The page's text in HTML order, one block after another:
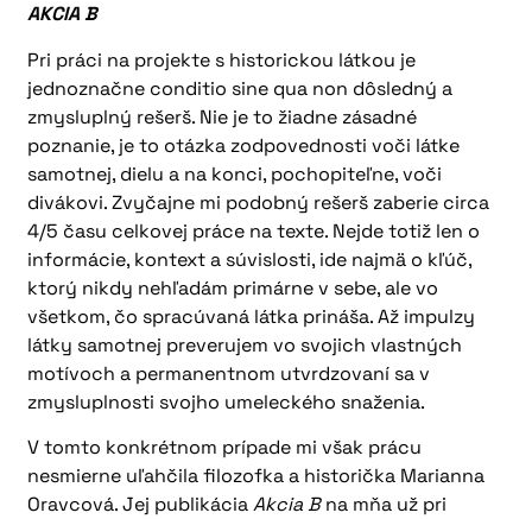
AKCIA B
Pri práci na projekte s historickou látkou je
jednoznačne conditio sine qua non dôsledný a
zmysluplný rešerš. Nie je to žiadne zásadné
poznanie, je to otázka zodpovednosti voči látke
samotnej, dielu a na konci, pochopiteľne, voči
divákovi. Zvyčajne mi podobný rešerš zaberie circa
4/5 času celkovej práce na texte. Nejde totiž len o
informácie, kontext a súvislosti, ide najmä o kľúč,
ktorý nikdy nehľadám primárne v sebe, ale vo
všetkom, čo spracúvaná látka prináša. Až impulzy
látky samotnej preverujem vo svojich vlastných
motívoch a permanentnom utvrdzovaní sa v
zmysluplnosti svojho umeleckého snaženia.
V tomto konkrétnom prípade mi však prácu
nesmierne uľahčila filozofka a historička Marianna
Oravcová. Jej publikáciaAkcia Bna mňa už pri